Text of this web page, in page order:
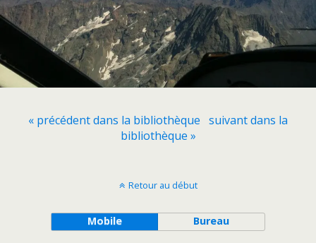
« précédent dans la bibliothèque suivant dans la
bibliothèque »
Retour au début
Mobile Bureau